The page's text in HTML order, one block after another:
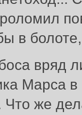
в
вряд
Марса
Что же